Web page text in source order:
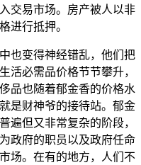
交易市场。房产被人以非
进行抵押。
也变得神经错乱，他们把
活必需品价格节节攀升，
品也随着郁金香的价格水
是财神爷的接待站。郁金
遍但又非常复杂的阶段，
政府的职员以及政府任命
场。在有的地方，人们不